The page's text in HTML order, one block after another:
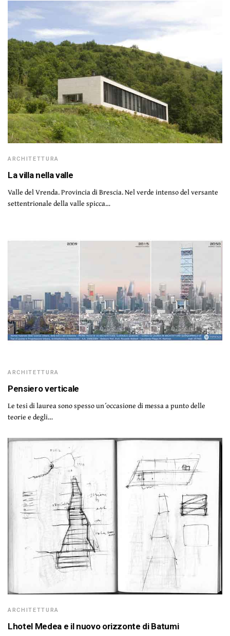
ARCHITETTURA
La villa nella valle
Valle del Vrenda. Provincia di Brescia. Nel verde intenso del versante
settentrionale della valle spicca…
ARCHITETTURA
Pensiero verticale
Le tesi di laurea sono spesso un´occasione di messa a punto delle
teorie e degli…
ARCHITETTURA
Lhotel Medea e il nuovo orizzonte di Batumi